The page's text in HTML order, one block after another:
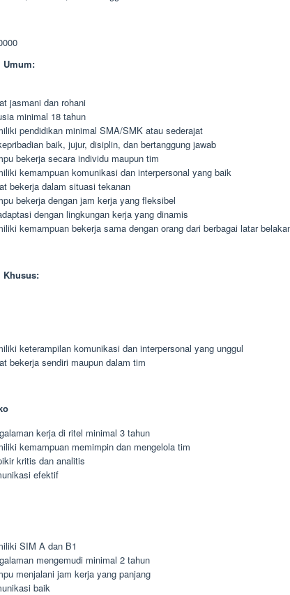
Umum:
jasmani dan rohani
minimal 18 tahun
pendidikan minimal SMA/SMK atau sederajat
baik, jujur, disiplin, dan bertanggung jawab
bekerja secara individu maupun tim
kemampuan komunikasi dan interpersonal yang baik
bekerja dalam situasi tekanan
bekerja dengan jam kerja yang fleksibel
dengan lingkungan kerja yang dinamis
kemampuan bekerja sama dengan orang dari berbagai latar
Khusus:
keterampilan komunikasi dan interpersonal yang unggul
bekerja sendiri maupun dalam tim
kerja di ritel minimal 3 tahun
kemampuan memimpin dan mengelola tim
kritis dan analitis
efektif
SIM A dan B1
mengemudi minimal 2 tahun
menjalani jam kerja yang panjang
baik